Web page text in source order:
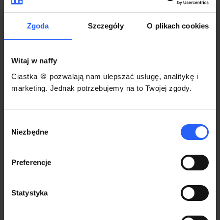
Zgoda Szczegóły O plikach cookies
Witaj w naffy
Ciastka 🍪 pozwalają nam ulepszać usługę, analitykę i
marketing. Jednak potrzebujemy na to Twojej zgody.
zgody
Niezbędne
Preferencje
Statystyka
Korzystaj na dowolnym urządzeniu z
przeglądarką Chrome
Włącz czasową promocję
3
Każdy produkt w naffy ma swój indywidualny link.
gdzie się nim podzielisz z odbiorcami.